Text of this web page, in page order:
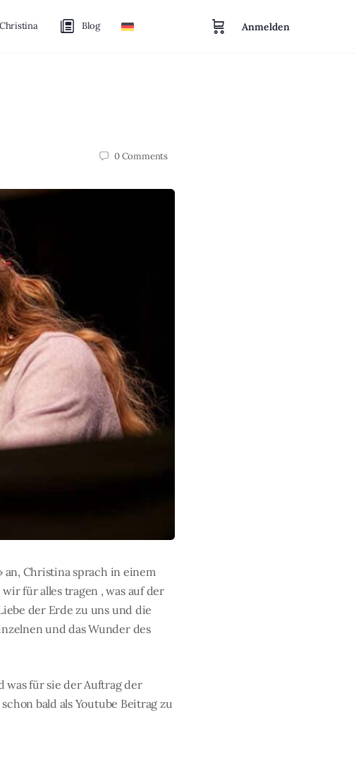
Christina Blog Anmelden
0Comments
an, Christina sprach in einem
für alles tragen , was auf der
der Erde zu uns und die
und das Wunder des
was für sie der Auftrag der
bald als Youtube Beitrag zu